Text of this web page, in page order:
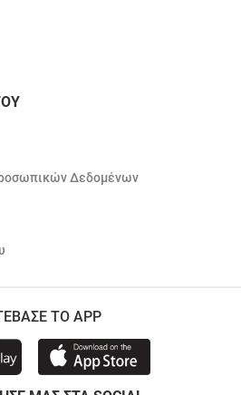
Δεδομένων
ΤΟ APP